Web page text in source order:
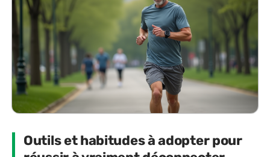
Outils et habitudes à adopter pour